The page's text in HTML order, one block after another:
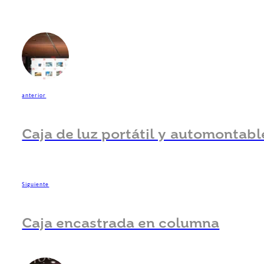
anterior
Caja de luz portátil y
Siguiente
Caja encastrada en columna